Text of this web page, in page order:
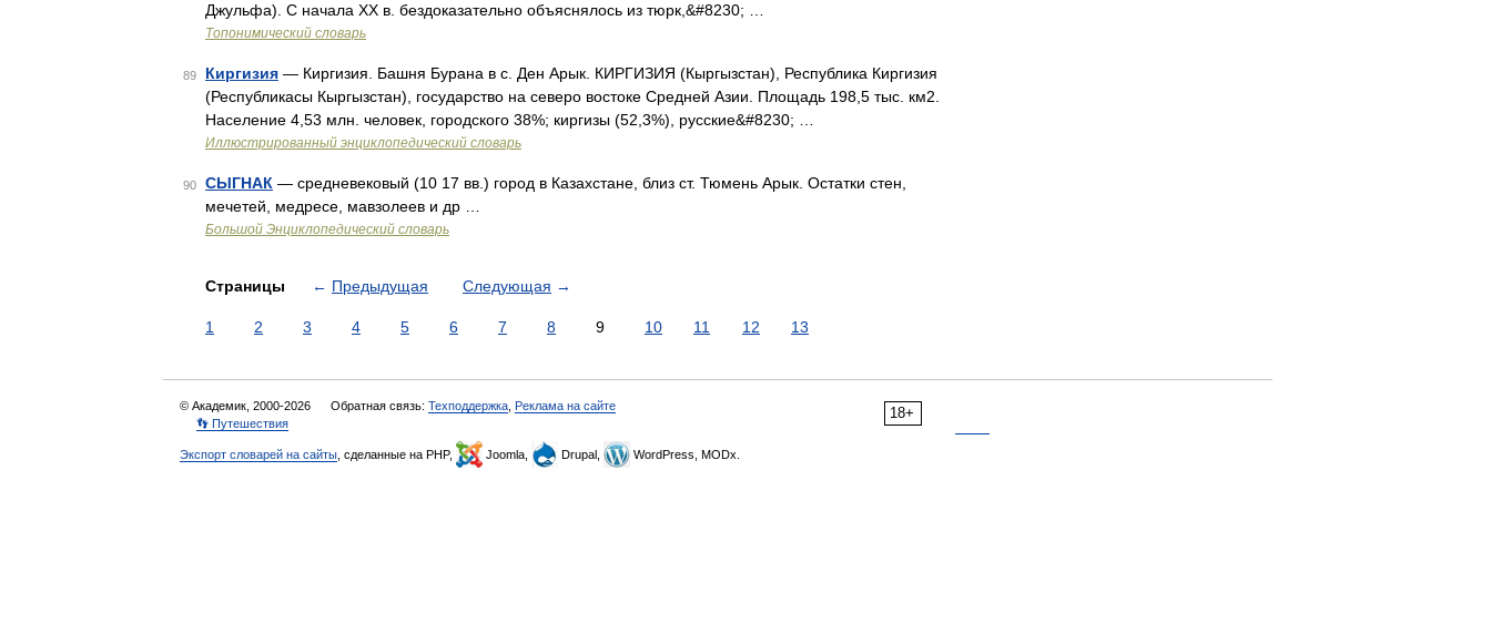
Джульфа). С начала XX в. бездоказательно объяснялось из тюрк,&#8230; …
Топонимический словарь
89 Киргизия — Киргизия. Башня Бурана в с. Ден Арык. КИРГИЗИЯ (Кыргызстан), Республика Киргизия
(Республикасы Кыргызстан), государство на северо востоке Средней Азии. Площадь 198,5 тыс. км2.
Население 4,53 млн. человек, городского 38%; киргизы (52,3%), русские&#8230; …
Иллюстрированный энциклопедический словарь
90 СЫГНАК — средневековый (10 17 вв.) город в Казахстане, близ ст. Тюмень Арык. Остатки стен,
мечетей, медресе, мавзолеев и др …
Большой Энциклопедический словарь
Страницы ← Предыдущая Следующая →
1 2 3 4 5 6 7 8 9 10 11 12 13
18+
© Академик, 2000-2026 Обратная связь: Техподдержка Реклама на сайте
👣 Путешествия
Экспорт словарей на сайты , сделанные на PHP, Joomla, Drupal, WordPress, MODx.